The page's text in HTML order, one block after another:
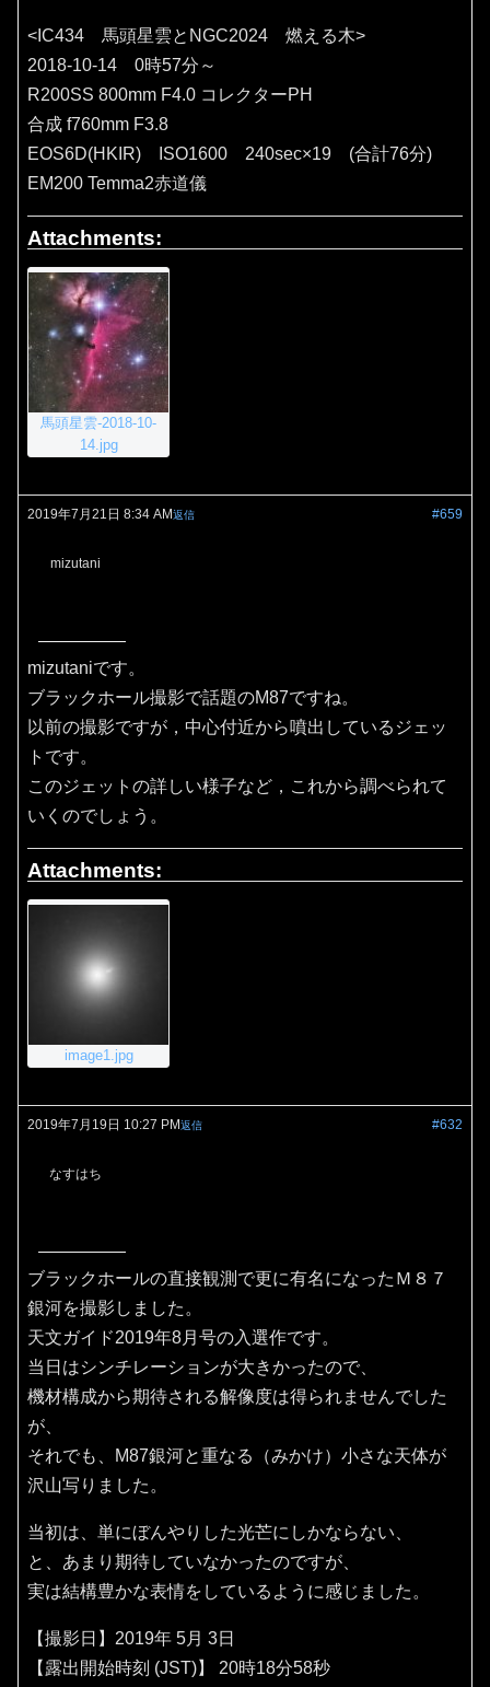
<IC434 馬頭星雲とNGC2024 燃える木>
2018-10-14 0時57分～
R200SS 800mm F4.0 コレクターPH
合成 f760mm F3.8
EOS6D(HKIR) ISO1600 240sec×19 (合計76分)
EM200 Temma2赤道儀
Attachments:
馬頭星雲-2018-10-
14.jpg
2019年7月21日 8:34 AM #659
返信
mizutani
mizutaniです。
ブラックホール撮影で話題のM87ですね。
以前の撮影ですが，中心付近から噴出しているジェッ
トです。
このジェットの詳しい様子など，これから調べられて
いくのでしょう。
Attachments:
image1.jpg
2019年7月19日 10:27 PM #632
返信
なすはち
ブラックホールの直接観測で更に有名になったＭ８７
銀河を撮影しました。
天文ガイド2019年8月号の入選作です。
当日はシンチレーションが大きかったので、
機材構成から期待される解像度は得られませんでした
が、
それでも、M87銀河と重なる（みかけ）小さな天体が
沢山写りました。
当初は、単にぼんやりした光芒にしかならない、
と、あまり期待していなかったのですが、
実は結構豊かな表情をしているように感じました。
【撮影日】2019年 5月 3日
【露出開始時刻 (JST)】 20時18分58秒